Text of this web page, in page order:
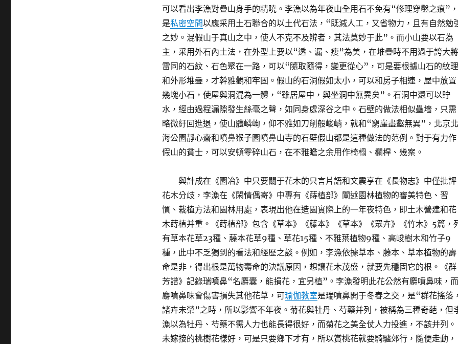
可以看出李漁對疊山身手的精曉。李漁以為年夜山全用石不免有“修理穿鑿之痕”，
是私密空間以應采用土石聯合的以土代石法，“既減人工，又省物力，且有自然勉
之妙。混假山于真山之中，使人不克不及辨者，其法莫妙于此”。而小山要以石為
主，采用外石內土法，在外型上要以“透、漏、瘦”為美，在堆疊時不用過于誇大將
雷同的石紋、石色聚在一路，可以“隨取隨得，變更從心”，可是要根據山石的紋理
和外形堆疊，才幹雅觀和牢固。假山的石洞假如太小，可以和房子相連，屋中放置
幾塊小石，使屋與洞混為一體，“雖居屋中，與坐洞中無異矣”。石洞中還可以貯
水，經由過程漏隙發生絲毫之聲，如同身處深谷之中。石壁的做法相似壘墻，只需
略微紆回進退，使山體嶙峋，仰不雅如刀削般峻峭，就和“窮崖盡壑無異”，北京北
海公園靜心齋和噴鼻猴子園噴鼻山寺的石壁假山都是這種做法的范例。對于有力作
假山的貧士，可以安頓零碎山石，在不雅瞻之余用作椅榻、欄桿、幾案。
與計成在《園冶》中只要關于花木的只言片語和文震亨在《長物志》中僅批評
花木分歧，李漁在《閑情偶寄》中專有《蒔植部》闡述園林植物的審美特色、習
慣、栽植方法和園林用處，表現出他在造園實際上的一年夜特色，即土木營建和花
木蒔植并重。《蒔植部》包含《草本》《藤本》《草本》《眾卉》《竹木》5篇，
有草本花草23種、藤本花草9種、草花15種、不雅葉植物9種、高峻樹木和竹子9
種，此中不乏獨到的看法和經歷之談。例如，李漁依據草本、藤本、草本植物的壽
命是非，得出根是萬物壽命的決議原因，想讓花木茂盛，就要先穩固它的根。《群
芳譜》記錄瑞噴鼻“名麝囊，能損花，宜另植”。李漁發明此花公然有麝噴鼻味，而
麝噴鼻味會傷害損失其他花草，可瑜伽教室是瑞噴鼻開于冬春之交，是“群花搖落，
諸卉未榮”之時，所以影響不年夜。菊花與牡丹、芍藥并列，被稱為三種奇葩，但
漁以為牡丹、芍藥不需人力也能長得很好，而菊花之美全仗人力投進，不該并列。
未嫁接的桃樹花樣好，可是只要鄉下才有，所以賞桃花就要騎驢郊行，隨便走動，